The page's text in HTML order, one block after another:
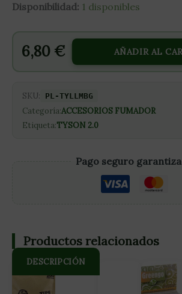
Disponibilidad: 1 disponibles
6,80 € AÑADIR AL
SKU: PL-TYLLMBG
Categoría:ACCESORIOS FUMADOR
Etiqueta:TYSON 2.0
Pago seguro
DESCRIPCIÓN
Productos relacionados